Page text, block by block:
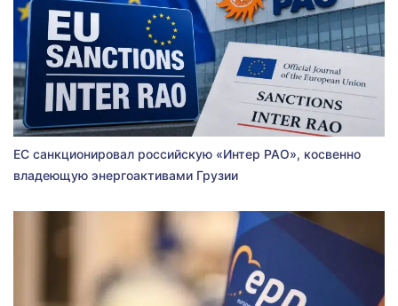
ЕС санкционировал российскую «Интер РАО», косвенно
владеющую энергоактивами Грузии